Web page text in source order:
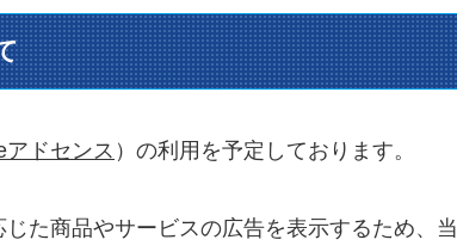
アドセンス ）の利用を予定しております。
た商品やサービスの広告を表示するため、当